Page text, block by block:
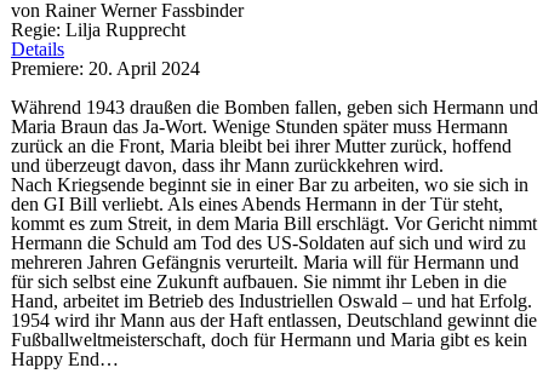
von Rainer Werner Fassbinder
Regie: Lilja Rupprecht
Details
Premiere: 20. April 2024
Während 1943 draußen die Bomben fallen, geben sich Hermann und
Maria Braun das Ja-Wort. Wenige Stunden später muss Hermann
zurück an die Front, Maria bleibt bei ihrer Mutter zurück, hoffend
und überzeugt davon, dass ihr Mann zurückkehren wird.
Nach Kriegsende beginnt sie in einer Bar zu arbeiten, wo sie sich in
den GI Bill verliebt. Als eines Abends Hermann in der Tür steht,
kommt es zum Streit, in dem Maria Bill erschlägt. Vor Gericht nimmt
Hermann die Schuld am Tod des US-Soldaten auf sich und wird zu
mehreren Jahren Gefängnis verurteilt. Maria will für Hermann und
für sich selbst eine Zukunft aufbauen. Sie nimmt ihr Leben in die
Hand, arbeitet im Betrieb des Industriellen Oswald – und hat Erfolg.
1954 wird ihr Mann aus der Haft entlassen, Deutschland gewinnt die
Fußballweltmeisterschaft, doch für Hermann und Maria gibt es kein
Happy End…